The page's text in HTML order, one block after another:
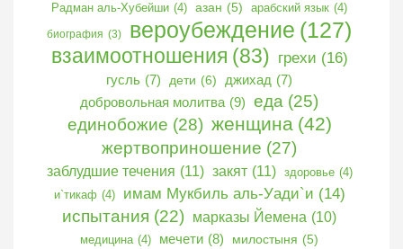
Радман аль-Хубейши (4) азан (5) арабский язык (4)
биография (3) вероубеждение (127)
взаимоотношения (83) грехи (16)
гусль (7) дети (6) джихад (7)
добровольная молитва (9) еда (25)
единобожие (28) женщина (42)
жертвоприношение (27)
заблудшие течения (11) закят (11) здоровье (4)
и`тикаф (4) имам Мукбиль аль-Уади`и (14)
испытания (22) марказы Йемена (10)
медицина (4) мечети (8) милостыня (5)